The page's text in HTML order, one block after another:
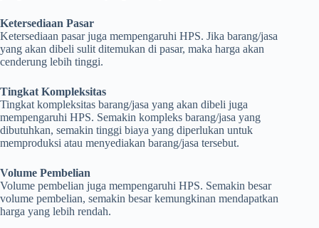
Ketersediaan Pasar
Ketersediaan pasar juga mempengaruhi HPS. Jika barang/jasa
yang akan dibeli sulit ditemukan di pasar, maka harga akan
cenderung lebih tinggi.
Tingkat Kompleksitas
Tingkat kompleksitas barang/jasa yang akan dibeli juga
mempengaruhi HPS. Semakin kompleks barang/jasa yang
dibutuhkan, semakin tinggi biaya yang diperlukan untuk
memproduksi atau menyediakan barang/jasa tersebut.
Volume Pembelian
Volume pembelian juga mempengaruhi HPS. Semakin besar
volume pembelian, semakin besar kemungkinan mendapatkan
harga yang lebih rendah.